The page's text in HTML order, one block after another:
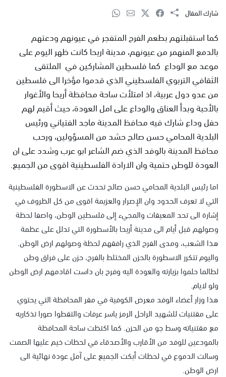
شارك المقال
كما استقبلتهم بطعم الفرح المتفجر في عيونهم ودعتهم
بالدمع المنهمر من عيونهم، مدينة اريحا كانت ظهر اليوم على
موعد مع الوداع كما فلسطين المشاركين في الملتقى
الثقافي التربوي الفلسطيني الذي قدموا مؤخرا الى فلسطين
من عدو دول عربية، اذ امتلأت ساحة محافظة أريحا والأغوار
بالأحبة وبدأ العناق والوداع على امل العودة، حيث أقيم لهم
حفل وداع شارك فيه محافظ المدينة ماجد الفتياني ورئيس
البلدية المحامي حسن صالح حشد من المسؤولين، ورحب
محافظ المدينة بالوفد الذي ضم الشاعر ابو عرب وشدد على ان
العودة للوطن حتمية وان الارادة الفلسطينية اقوى من الجميع.
اما رئيس البلدية المحامي حسن صالح تحدث عن الاسطورة الفلسطينية
التي لا تعرف الحدود وان الإصرار والعزيمة اقوى من كل الظروف في
إشارة الى تحد المعيقات والمجيء إلى فلسطين الوطن، واصفا لحظة
وصولهم قبل أيام الى مدينة أريحا بالأسطورة التي تدلل على عظمة
هذا الشعب، ومدى الفرح الذي رافقهم لحظة وصولهم ارض الوطن.
واليوم تتكرر الاسطورة بالحزن المختلط بالفرح، حزن على فراق وطن
لطالما حلموا بزيارته والعودة اليه وفرح بان داست اقادمهم ارض الوطن
ولو لايام.
هذا وزار أعضاء الوفد معرض الكوفية في مقر المحافظة التي يحتوي
على مقتنيات للشهيد الراحل الرمز ياسر عرفات والتقطوا صورا تذكاريه
مع مقتنياته وسط جو من الحزن. كما اكتظت ساحة المحافظة
بالمودعين للوفد من الأقارب والأصدقاء في لحظات خيم عليها الصمت
وسالت الدموع في لحظات أبكت الجميع على آمل عودة نهائية الى
ارض الوطن.